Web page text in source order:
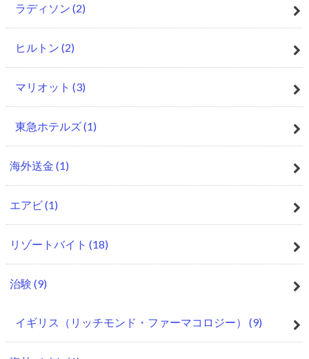
ラディソン (2)
ヒルトン (2)
マリオット (3)
東急ホテルズ(1)
海外送金 (1)
エアビ(1)
リゾートバイト (18)
治験 (9)
イギリス（リッチモンド・ファーマコロジー） (9)